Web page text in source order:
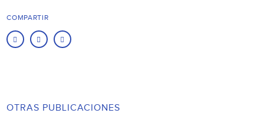
COMPARTIR
OTRAS PUBLICACIONES